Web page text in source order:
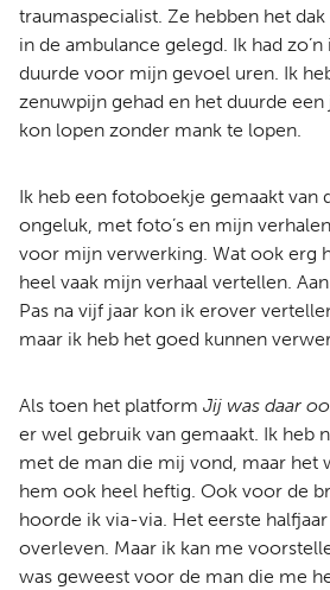
traumaspecialist. Ze hebben het
in de ambulance gelegd. Ik had
duurde voor mijn gevoel uren. Ik
zenuwpijn gehad en het duurde
kon lopen zonder mank te lopen.
Ik heb een fotoboekje gemaakt van
ongeluk, met foto’s en mijn
voor mijn verwerking. Wat ook erg
heel vaak mijn verhaal vertellen.
Pas na vijf jaar kon ik erover
maar ik heb het goed kunnen
Als toen het platform Jij was daar
er wel gebruik van gemaakt. Ik heb
met de man die mij vond, maar het
hem ook heel heftig. Ook voor de
hoorde ik via-via. Het eerste
overleven. Maar ik kan me
was geweest voor de man die me